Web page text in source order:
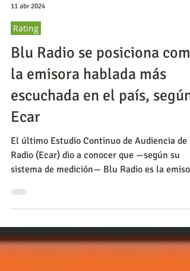
CNC
11 abr 2024
Rating
Blu Radio se posiciona como
la emisora hablada más
escuchada en el país, según
Ecar
El último Estudio Continuo de Audiencia de
sistema de medición— Blu Radio es la
más escucha